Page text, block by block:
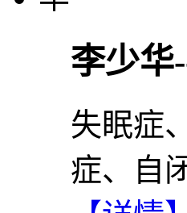
李少华
失眠症
症、自